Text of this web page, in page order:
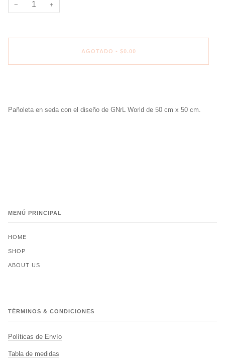
− +
AGOTADO • $0.00
Pañoleta en seda con el diseño de GNrL World de 50 cm x 50 cm.
MENÚ PRINCIPAL
HOME
SHOP
ABOUT US
TÉRMINOS & CONDICIONES
Políticas de Envío
Tabla de medidas